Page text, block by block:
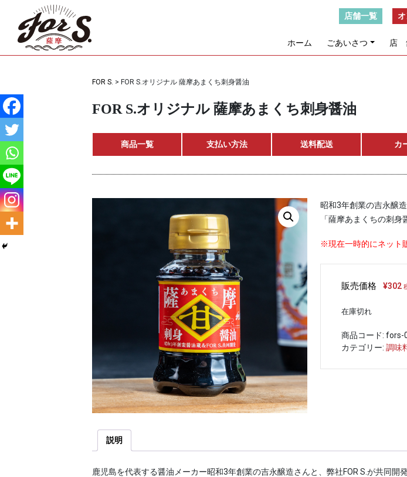
店舗一覧
ホーム ごあいさつ 店
FOR S. > FOR S.オリジナル 薩摩あまくち刺身醤油
FOR S.オリジナル 薩摩あまくち刺身醤油
商品一覧 支払い方法 送料配送 カ
昭和3年創業の吉永醸
「薩摩あまくちの刺身
※現在一時的にネット
販売価格 ¥302
在庫切れ
商品コード:fors-
カテゴリー:調味
説明
鹿児島を代表する醤油メーカー昭和3年創業の吉永醸造さんと、弊社FOR S.が共同開